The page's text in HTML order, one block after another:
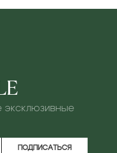
эксклюзивные
ПОДПИСАТЬСЯ